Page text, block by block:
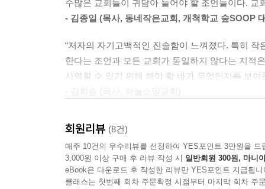
손실만을 경험한 교회들이 부지기수라는 사실을
분의 추종자들은 어떻게 그렇게 따분한 사람들이
기대할 수 있는 가능성이 가장 적은 곳이 바로 교
도 “그렇다면 교회를 찾아가라.”라고 말할 사람들
삶과 세상을 변화시키고, 정신을 고취하고, 문화
해 이루어진다. 혁신의 주역은 권리를 박탈당한 계
세상을 변화시키는 혁신가들과 참된 비전가들은
비전가나 혁신가라는 것을 부인할 가능성이 높다.
로 떠들지 않는다. 나는 작고 특이한 교회들과 변
수많은 교회들이 귀담아 들어야 할 조언들이다.
- 김종일 (목사, 동네작은교회, 개척학교 숲SOOP
“저자의 자기고백적인 진솔함이 느껴졌다. 특히
한다는 조언과 모든 교회가 동일하지 않다는 지적
사역할 수 있기 위해 해야 할 바가 무엇인지를 보
지향할 수도 없어, ‘너무 작지도 너무 크지도 않
열망을 다시 가열해 준 책을 만났다. 저자는 ‘작
좌절을 거친 저자이기에 더 믿을 만한 목소리로
유익과 한계를 솔직하게 나눔으로써, 크지 않아서
회원리뷰 (8건)
매주 10건의 우수리뷰를 선정하여 YES포인트 3만원을 드
3,000원 이상 구매 후 리뷰 작성 시 일반회원 300원, 마니
eBook은 다운로드 후 작성한 리뷰만 YES포인트 지급됩니
클래스는 첫번째 회차 주문확정 시점부터 마지막 회차 주